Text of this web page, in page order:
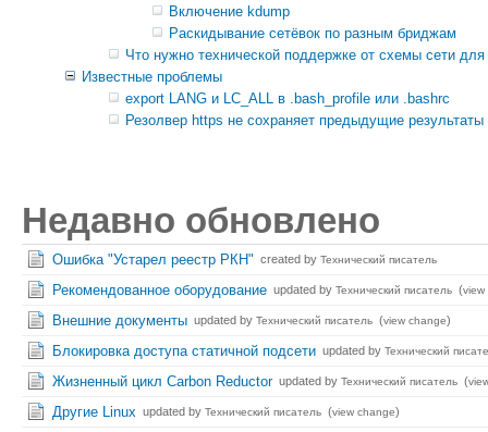
Включение kdump
Раскидывание сетёвок по разным бриджам
Что нужно технической поддержке от схемы сети для
Известные проблемы
export LANG и LC_ALL в .bash_profile или .bashrc
Резолвер https не сохраняет предыдущие результаты
Недавно обновлено
Ошибка "Устарел реестр РКН" created by Технический писатель
Рекомендованное оборудование updated by Технический писатель (view
Внешние документы updated by Технический писатель (view change)
Блокировка доступа статичной подсети updated by Технический
Жизненный цикл Carbon Reductor updated by Технический писатель (
Другие Linux updated by Технический писатель (view change)